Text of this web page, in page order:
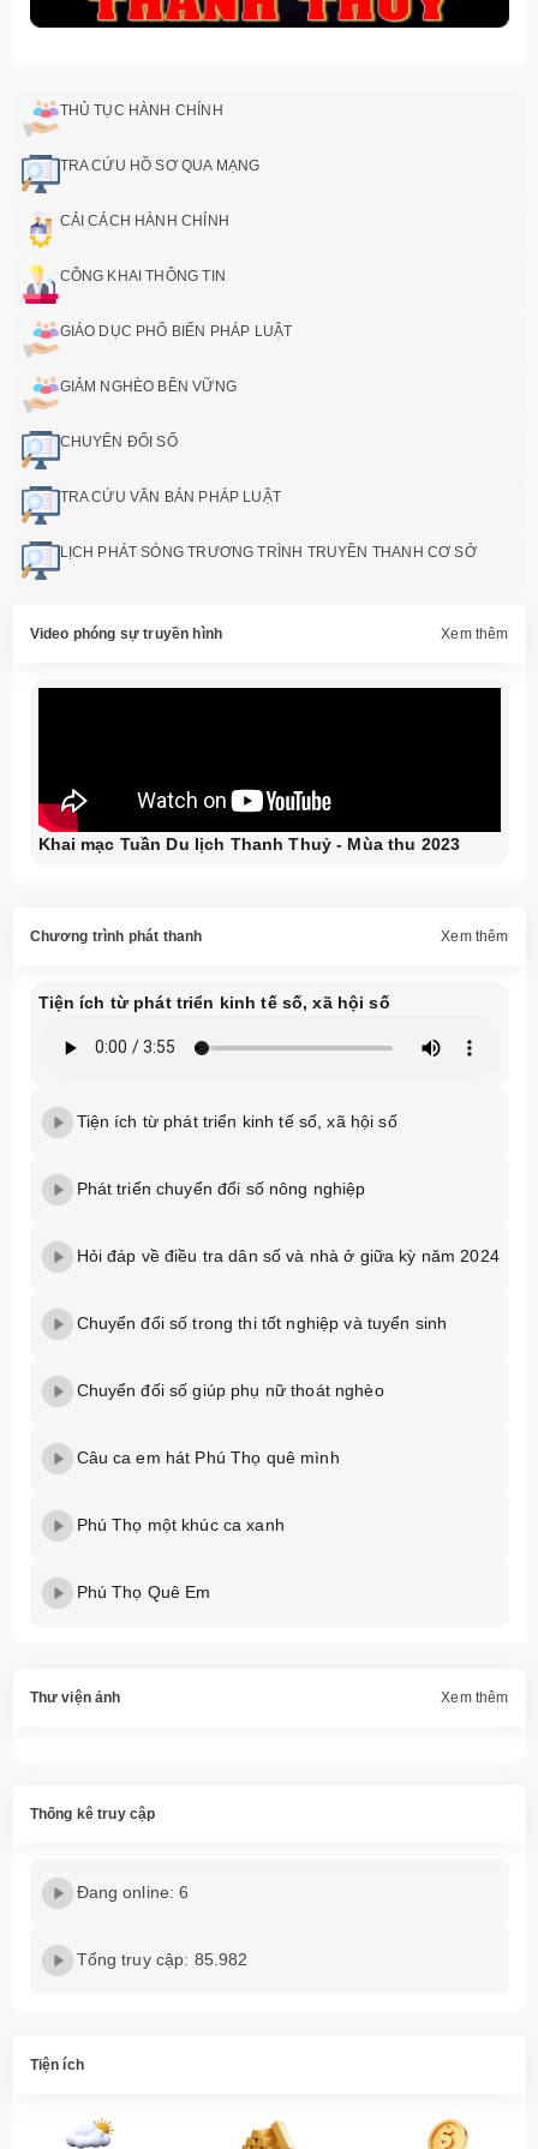
THỦ TỤC HÀNH CHÍNH
TRA CỨU HỒ SƠ QUA MẠNG
CẢI CÁCH HÀNH CHÍNH
CÔNG KHAI THÔNG TIN
GIÁO DỤC PHỔ BIẾN PHÁP LUẬT
GIẢM NGHÈO BỀN VỮNG
CHUYỂN ĐỔI SỐ
TRA CỨU VĂN BẢN PHÁP LUẬT
LỊCH PHÁT SÓNG TRƯƠNG TRÌNH TRUYỀN THANH CƠ SỞ
Video phóng sự truyền hình Xem thêm
Khai mạc Tuần Du lịch Thanh Thuỷ - Mùa thu 2023
Chương trình phát thanh Xem thêm
Tiện ích từ phát triển kinh tế số, xã hội số
Tiện ích từ phát triển kinh tế số, xã hội số
Phát triển chuyển đổi số nông nghiệp
Hỏi đáp về điều tra dân số và nhà ở giữa kỳ năm 2024
Chuyển đổi số trong thi tốt nghiệp và tuyển sinh
Chuyển đối số giúp phụ nữ thoát nghèo
Câu ca em hát Phú Thọ quê mình
Phú Thọ một khúc ca xanh
Phú Thọ Quê Em
Thư viện ảnh Xem thêm
Thống kê truy cập
Đang online: 6
Tổng truy cập: 85.982
Tiện ích